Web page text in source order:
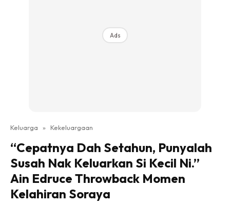
Ads
Keluarga » Kekeluargaan
“Cepatnya Dah Setahun, Punyalah
Susah Nak Keluarkan Si Kecil Ni.”
Ain Edruce Throwback Momen
Kelahiran Soraya